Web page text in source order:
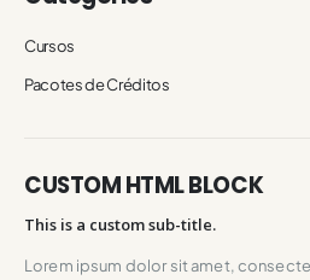
Cursos
Pacotes de Créditos
CUSTOM HTML BLOCK
This is a custom sub-title.
Lorem ipsum dolor sit amet,